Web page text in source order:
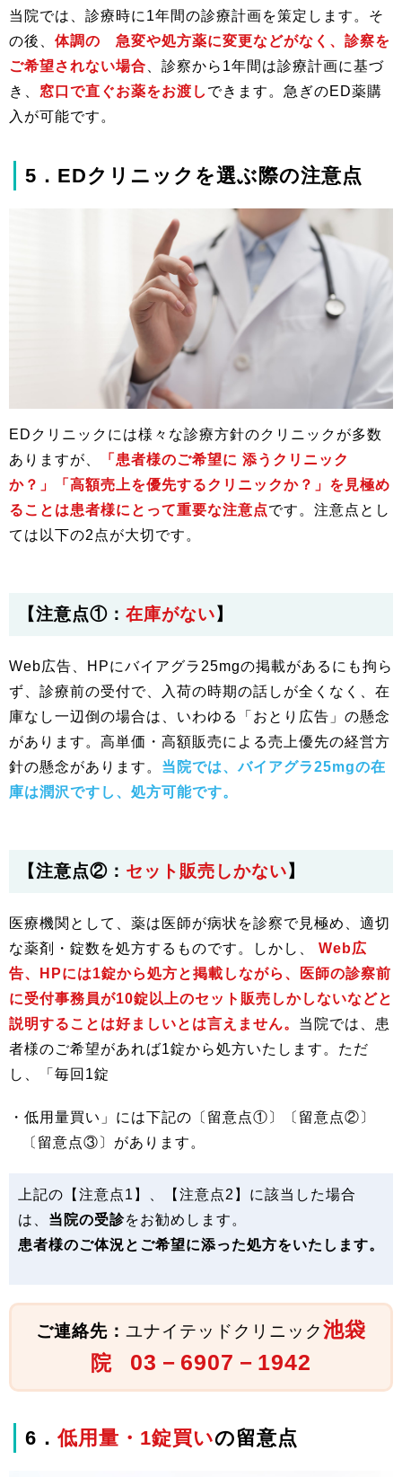
当院では、診療時に1年間の診療計画を策定します。そ
の後、 体調の 急変や処方薬に変更などがなく、診察を
ご希望されない場合、診察から1年間は診療計画に基づ
き、 窓口で直ぐお薬をお渡し できます。急ぎのED薬購
入が可能です。
5．EDクリニックを選ぶ際の注意点
EDクリニックには様々な診療方針のクリニックが多数
ありますが、
「患者様のご希望に 添うクリニック
か？」「高額売上を優先するクリニックか？」を見極め
ることは患者様にとって重要な注意点です。注意点とし
ては以下の2点が大切です。
【注意点①： 在庫がない】
Web広告、HPにバイアグラ25mgの掲載があるにも拘ら
ず、診療前の受付で、入荷の時期の話しが全くなく、在
庫なし一辺倒の場合は、いわゆる「おとり広告」の懸念
があります。高単価・高額販売による売上優先の経営方
針の懸念があります。 当院では、バイアグラ25mgの在
庫は潤沢ですし、処方可能です。
【注意点②： セット販売しかない】
医療機関として、薬は医師が病状を診察で見極め、適切
な薬剤・錠数を処方するものです。しかし、
Web広
告、HPには1錠から処方と掲載しながら、医師の診察前
に受付事務員が10錠以上のセット販売しかしないなどと
説明することは好ましいとは言えません。 当院では、患
者様のご希望があれば1錠から処方いたします。ただ
し、「毎回1錠
・低用量買い」には下記の〔留意点①〕〔留意点②〕
〔留意点③〕があります。
上記の【注意点1】、【注意点2】に該当した場合
は、 当院の受診をお勧めします。
患者様のご体況とご希望に添った処方をいたします。
ご連絡先： ユナイテッドクリニック池袋
院
03－6907－1942
6．低用量・1錠買いの留意点